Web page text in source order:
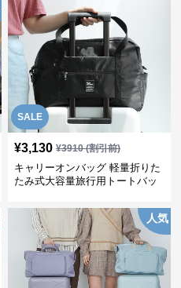
SALE
¥3,130 ¥3910(割引前)
キャリーオンバッグ 軽量折りた
たみ式大容量旅行用トートバッ
人気